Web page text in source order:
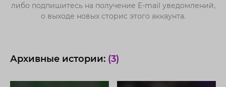
либо подпишитесь на получение E-mail уведомлений,
о выходе новых сторис этого аккаунта.
Архивные истории: (3)